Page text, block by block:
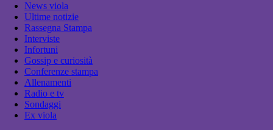
News viola
Ultime notizie
Rassegna Stampa
Interviste
Infortuni
Gossip e curiosità
Conferenze stampa
Allenamenti
Radio e tv
Sondaggi
Ex viola